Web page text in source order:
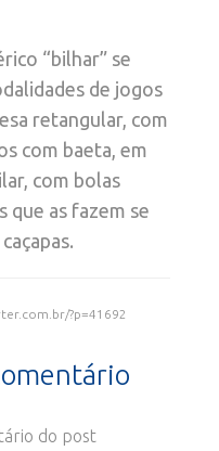
“bilhar” se
de jogos
retangular, com
com baeta, em
com bolas
que as fazem se
?p=41692
do post